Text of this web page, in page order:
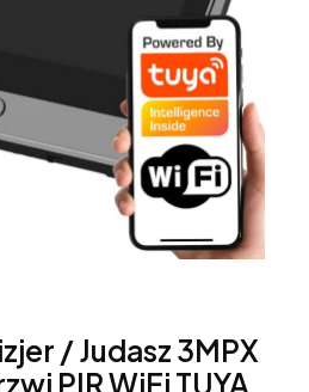
/ Judasz 3MPX
PIR WiFi TUYA